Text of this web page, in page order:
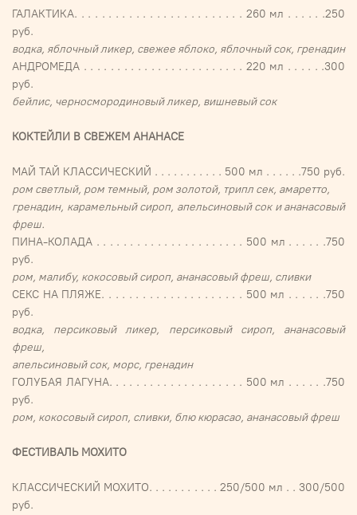
ГАЛАКТИКА. . . . . . . . . . . . . . . . . . . . . . . . . 260 мл . . . . . .250
руб.
водка, яблочный ликер, свежее яблоко, яблочный сок, гренадин
АНДРОМЕДА . . . . . . . . . . . . . . . . . . . . . . . . 220 мл . . . . . .300
руб.
бейлис, черносмородиновый ликер, вишневый сок
КОКТЕЙЛИ В СВЕЖЕМ АНАНАСЕ
МАЙ ТАЙ КЛАССИЧЕСКИЙ . . . . . . . . . . . 500 мл . . . . . .750 руб.
ром светлый, ром темный, ром золотой, трипл сек, амаретто,
гренадин, карамельный сироп, апельсиновый сок и ананасовый
фреш.
ПИНА-КОЛАДА . . . . . . . . . . . . . . . . . . . . . . 500 мл . . . . . .750
руб.
ром, малибу, кокосовый сироп, ананасовый фреш, сливки
СЕКС НА ПЛЯЖЕ. . . . . . . . . . . . . . . . . . . . . 500 мл . . . . . .750
руб.
водка, персиковый ликер, персиковый сироп, ананасовый
фреш,
апельсиновый сок, морс, гренадин
ГОЛУБАЯ ЛАГУНА. . . . . . . . . . . . . . . . . . . . 500 мл . . . . . .750
руб.
ром, кокосовый сироп, сливки, блю кюрасао, ананасовый фреш
ФЕСТИВАЛЬ МОХИТО
КЛАССИЧЕСКИЙ МОХИТО. . . . . . . . . . . 250/500 мл . . 300/500
руб.